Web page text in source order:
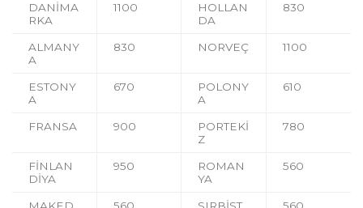
DANİMA
RKA
1100
HOLLAN
DA
830
ALMANY
A
830 NORVEÇ 1100
ESTONY
A
670
POLONY
A
610
FRANSA 900
PORTEKİ
Z
780
FİNLAN
DİYA
950
ROMAN
YA
560